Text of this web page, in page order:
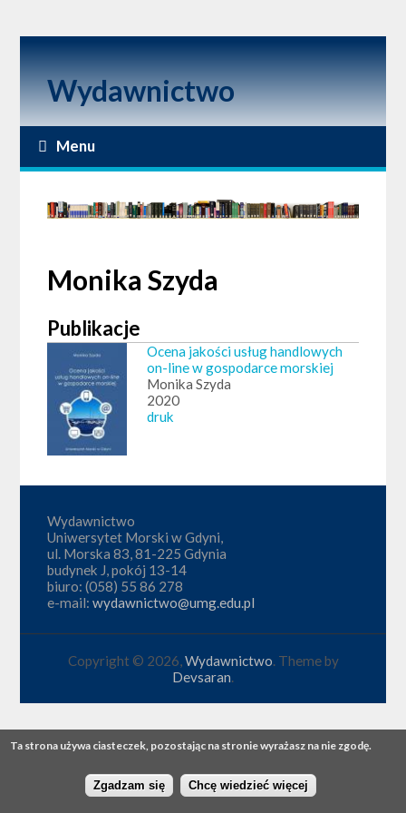
Wydawnictwo
Menu
Monika Szyda
Publikacje
Ocena jakości usług handlowych
on-line w gospodarce morskiej
Monika Szyda
2020
druk
Wydawnictwo
Uniwersytet Morski w Gdyni,
ul. Morska 83, 81-225 Gdynia
budynek J, pokój 13-14
biuro: (058) 55 86 278
e-mail:wydawnictwo@umg.edu.pl
Copyright © 2026,Wydawnictwo. Theme by
Devsaran.
Ta strona używa ciasteczek, pozostając na stronie wyrażasz na nie zgodę.
Zgadzam się Chcę wiedzieć więcej